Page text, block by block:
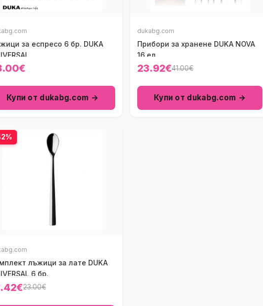
за еспресо 6 бр. DUKA
Купи от dukabg.com →
dukabg.com
Прибори за хранене DUKA NOVA
16 ел.
23.92€41.00€
Купи от dukabg.com →
лъжици за лате DUKA
6 бр.
23.00€